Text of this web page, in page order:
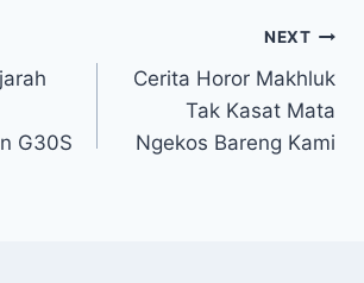
G30S
NEXT
Cerita Horor Makhluk
Tak Kasat Mata
Ngekos Bareng Kami